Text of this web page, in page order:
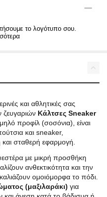
το λογότυπο σου.
και αθλητικές σας
ζευγαριών Κάλτσες Sneaker
προφίλ (σοσόνια), είναι
και sneaker,
σταθερή εφαρμογή.
με μικρή προσθήκη
ανθεκτικότητα και την
ομοιόμορφα το πόδι.
(μαξιλαράκι) για